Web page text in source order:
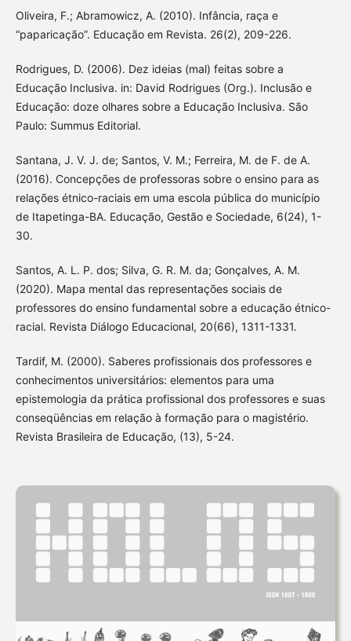
Oliveira, F.; Abramowicz, A. (2010). Infância, raça e
“paparicação”. Educação em Revista. 26(2), 209-226.
Rodrigues, D. (2006). Dez ideias (mal) feitas sobre a
Educação Inclusiva. in: David Rodrigues (Org.). Inclusão e
Educação: doze olhares sobre a Educação Inclusiva. São
Paulo: Summus Editorial.
Santana, J. V. J. de; Santos, V. M.; Ferreira, M. de F. de A.
(2016). Concepções de professoras sobre o ensino para as
relações étnico-raciais em uma escola pública do município
de Itapetinga-BA. Educação, Gestão e Sociedade, 6(24), 1-
30.
Santos, A. L. P. dos; Silva, G. R. M. da; Gonçalves, A. M.
(2020). Mapa mental das representações sociais de
professores do ensino fundamental sobre a educação étnico-
racial. Revista Diálogo Educacional, 20(66), 1311-1331.
Tardif, M. (2000). Saberes profissionais dos professores e
conhecimentos universitários: elementos para uma
epistemologia da prática profissional dos professores e suas
conseqüências em relação à formação para o magistério.
Revista Brasileira de Educação, (13), 5-24.